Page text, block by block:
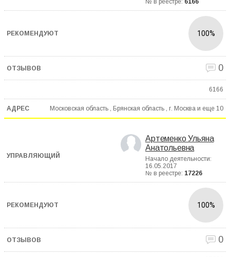
№ в реестре: 6166
100%
0
6166
Московская область , Брянская область , г. Москва и еще 10
Артеменко Ульяна
Анатольевна
Начало деятельности:
16.05.2017
№ в реестре: 17226
100%
0